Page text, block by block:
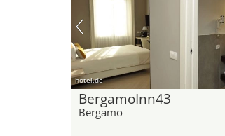
hotel.de
BergamoInn43
Bergamo